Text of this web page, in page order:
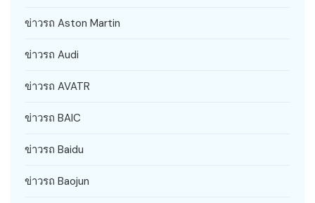
ข่าวรถ Aston Martin
ข่าวรถ Audi
ข่าวรถ AVATR
ข่าวรถ BAIC
ข่าวรถ Baidu
ข่าวรถ Baojun